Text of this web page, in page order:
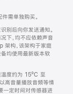
需单独购买。
别后向你发送通知。
下，均不应依赖声音
架构，该架构于家庭
均使用最新版本软
温度约为 15ºC 至
高音量播放音频等情
一定时间对传感器进